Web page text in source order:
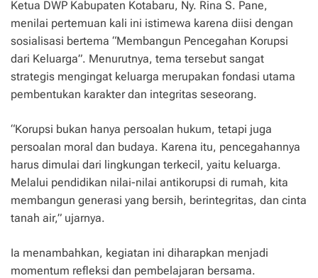
Ketua DWP Kabupaten Kotabaru, Ny. Rina S. Pane,
menilai pertemuan kali ini istimewa karena diisi dengan
sosialisasi bertema “Membangun Pencegahan Korupsi
dari Keluarga”. Menurutnya, tema tersebut sangat
strategis mengingat keluarga merupakan fondasi utama
pembentukan karakter dan integritas seseorang.
“Korupsi bukan hanya persoalan hukum, tetapi juga
persoalan moral dan budaya. Karena itu, pencegahannya
harus dimulai dari lingkungan terkecil, yaitu keluarga.
Melalui pendidikan nilai-nilai antikorupsi di rumah, kita
membangun generasi yang bersih, berintegritas, dan cinta
tanah air,” ujarnya.
Ia menambahkan, kegiatan ini diharapkan menjadi
momentum refleksi dan pembelajaran bersama.